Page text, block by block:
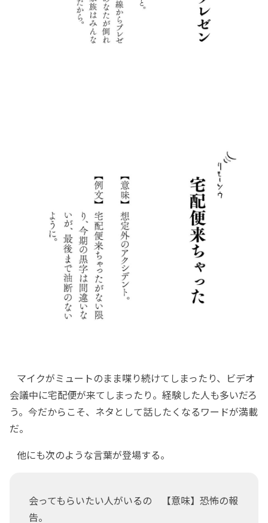
マイクがミュートのまま喋り続けてしまったり、ビデオ
会議中に宅配便が来てしまったり。経験した人も多いだろ
う。今だからこそ、ネタとして話したくなるワードが満載
だ。
他にも次のような言葉が登場する。
会ってもらいたい人がいるの 【意味】恐怖の報
告。